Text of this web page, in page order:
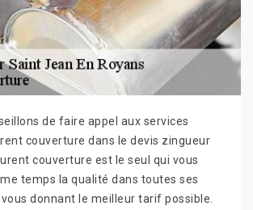
de faire appel aux services
couverture dans le devis zingueur
couverture est le seul qui vous
temps la qualité dans toutes ses
donnant le meilleur tarif possible.